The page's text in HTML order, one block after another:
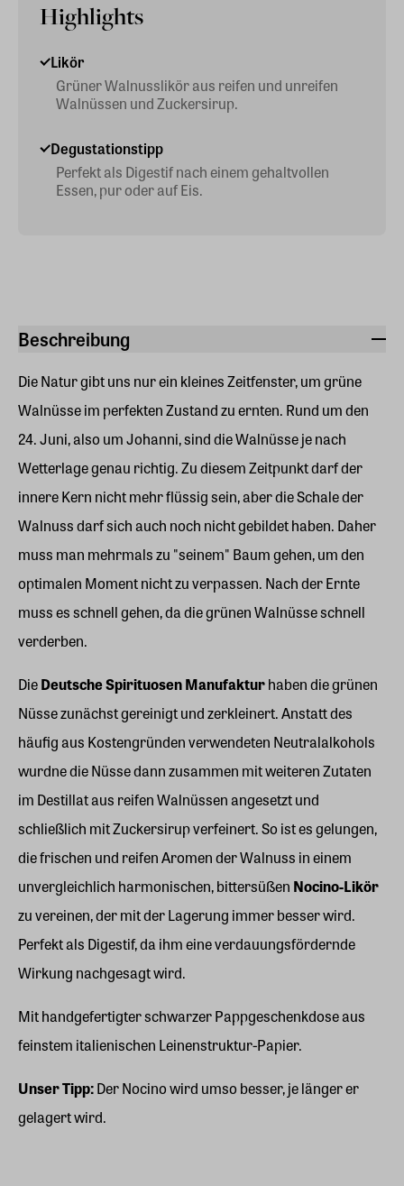
Beschreibung
Die Natur gibt uns nur ein kleines Zeitfenster, um grüne
Walnüsse im perfekten Zustand zu ernten. Rund um den
24. Juni, also um Johanni, sind die Walnüsse je nach
Wetterlage genau richtig. Zu diesem Zeitpunkt darf der
innere Kern nicht mehr flüssig sein, aber die Schale der
Walnuss darf sich auch noch nicht gebildet haben. Daher
muss man mehrmals zu "seinem" Baum gehen, um den
optimalen Moment nicht zu verpassen. Nach der Ernte
muss es schnell gehen, da die grünen Walnüsse schnell
verderben.
DieDeutsche Spirituosen Manufakturhaben die grünen
Nüsse zunächst gereinigt und zerkleinert. Anstatt des
häufig aus Kostengründen verwendeten Neutralalkohols
wurdne die Nüsse dann zusammen mit weiteren Zutaten
im Destillat aus reifen Walnüssen angesetzt und
schließlich mit Zuckersirup verfeinert. So ist es gelungen,
die frischen und reifen Aromen der Walnuss in einem
unvergleichlich harmonischen, bittersüßen Nocino-Likör
zu vereinen, der mit der Lagerung immer besser wird.
Perfekt als Digestif, da ihm eine verdauungsfördernde
Wirkung nachgesagt wird.
Mit handgefertigter schwarzer Pappgeschenkdose aus
feinstem italienischen Leinenstruktur-Papier.
Unser Tipp:Der Nocino wird umso besser, je länger er
gelagert wird.
Highlights
Likör
Grüner Walnusslikör aus reifen und unreifen
Walnüssen und Zuckersirup.
Degustationstipp
Perfekt als Digestif nach einem gehaltvollen
Essen, pur oder auf Eis.